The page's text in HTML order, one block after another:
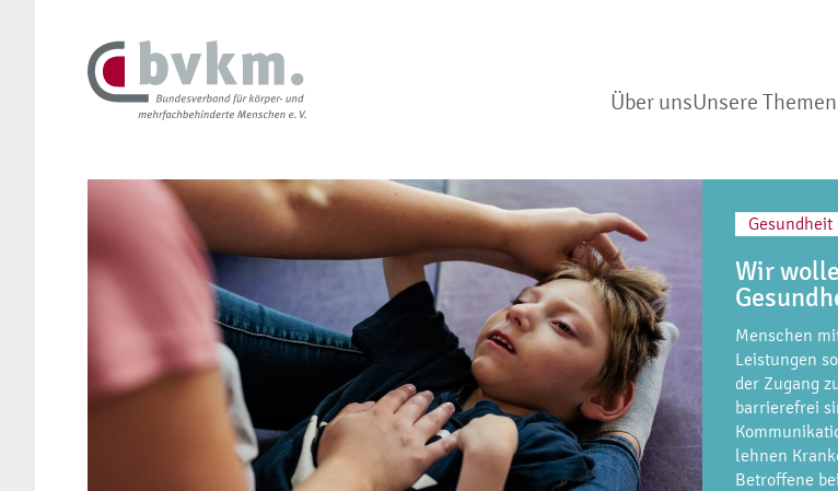
Über unsUnsere Themen
Gesundheit
Wir
Menschen
Leistungen
der Zugang
barrierefrei
lehnen
Betroffene